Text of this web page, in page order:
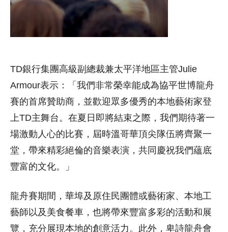
TD銀行集團高級副總裁兼太平洋地區主管Julie
Armour表示：「我們非常榮幸能成為協平世博龍舟
賽的首席贊助商，並歡迎眾多優秀的本地藝術家登
上TD主舞台。在夏日即將結束之際，我們期待著一
場激動人心的比賽，屆時溫哥華頂尖隊伍將齊聚一
堂，帶來精彩絕倫的音樂表演，共同慶祝我們蘊底
豐富的文化。」
龍舟賽期間，華埠及原住民團體或藝術家、本地工
藝師以及美食餐車，也將帶來豐富多彩的活動和展
覽，充分展現本地的創意活力。此外，卑詩龍舟會